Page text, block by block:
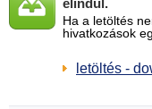
elindul.
Ha a letöltés
hivatkozások
letöltés -